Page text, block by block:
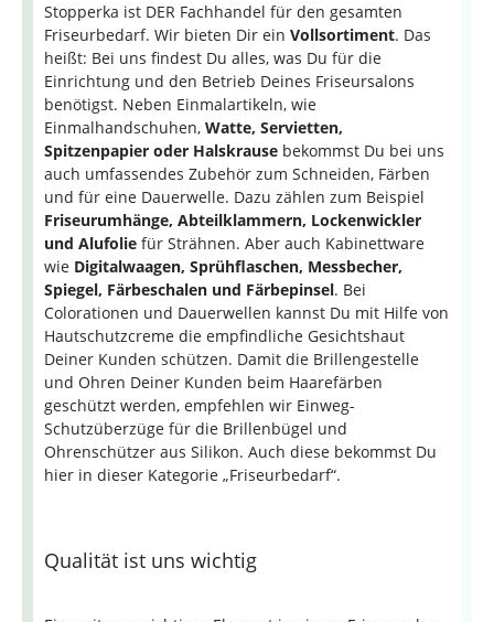
Stopperka ist DER Fachhandel für den gesamten
Friseurbedarf. Wir bieten Dir ein Vollsortiment. Das
heißt: Bei uns findest Du alles, was Du für die
Einrichtung und den Betrieb Deines Friseursalons
benötigst. Neben Einmalartikeln, wie
Einmalhandschuhen, Watte, Servietten,
Spitzenpapier oder Halskrause bekommst Du bei uns
auch umfassendes Zubehör zum Schneiden, Färben
und für eine Dauerwelle. Dazu zählen zum Beispiel
Friseurumhänge, Abteilklammern, Lockenwickler
und Alufolie für Strähnen. Aber auch Kabinettware
wie Digitalwaagen, Sprühflaschen, Messbecher,
Spiegel, Färbeschalen und Färbepinsel. Bei
Colorationen und Dauerwellen kannst Du mit Hilfe von
Hautschutzcreme die empfindliche Gesichtshaut
Deiner Kunden schützen. Damit die Brillengestelle
und Ohren Deiner Kunden beim Haarefärben
geschützt werden, empfehlen wir Einweg-
Schutzüberzüge für die Brillenbügel und
Ohrenschützer aus Silikon. Auch diese bekommst Du
hier in dieser Kategorie „Friseurbedarf“.
Qualität ist uns wichtig